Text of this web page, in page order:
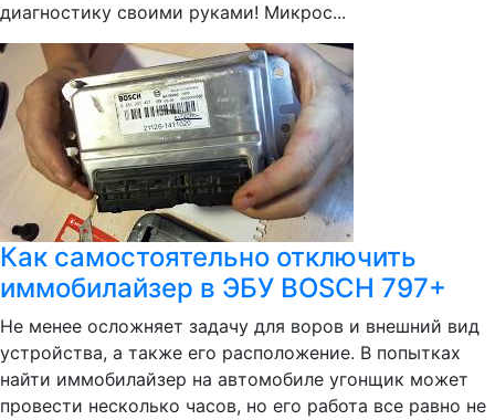
диагностику своими руками! Микрос...
Как самостоятельно отключить
иммобилайзер в ЭБУ BOSCH 797+
Не менее осложняет задачу для воров и внешний вид
устройства, а также его расположение. В попытках
найти иммобилайзер на автомобиле угонщик может
провести несколько часов, но его работа все равно не